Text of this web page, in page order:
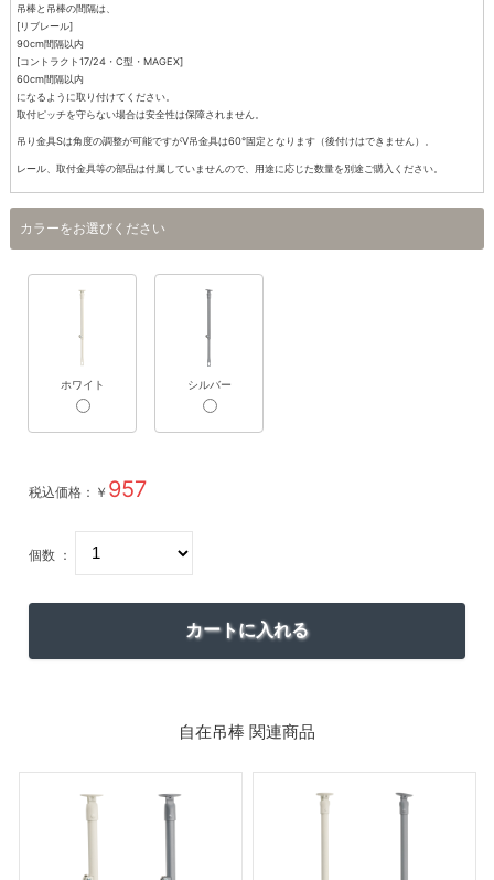
吊棒と吊棒の間隔は、
[リブレール]
90cm間隔以内
[コントラクト17/24・C型・MAGEX]
60cm間隔以内
になるように取り付けてください。
取付ピッチを守らない場合は安全性は保障されません。
吊り金具Sは角度の調整が可能ですがV吊金具は60°固定となります（後付けはできません）。
レール、取付金具等の部品は付属していませんので、用途に応じた数量を別途ご購入ください。
カラーをお選びください
ホワイト シルバー
税込価格：￥ 957
個数 ：
自在吊棒 関連商品